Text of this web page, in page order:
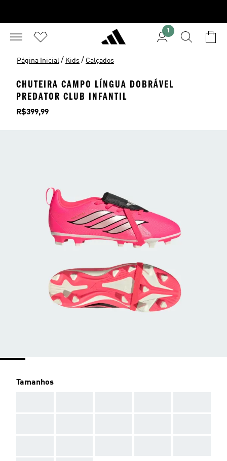
1
Página Inicial / Kids / Calçados
CHUTEIRA CAMPO LÍNGUA DOBRÁVEL
PREDATOR CLUB INFANTIL
Preço
R$399,99
Tamanhos